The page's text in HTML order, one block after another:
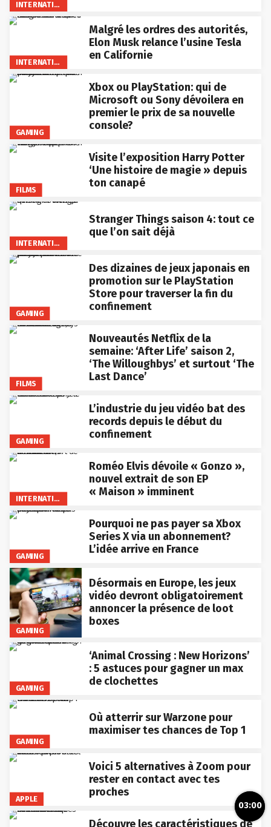
Malgré les ordres des autorités,
Elon Musk relance l’usine Tesla
en Californie
GAMING
Xbox ou PlayStation: qui de
Microsoft ou Sony dévoilera en
premier le prix de sa nouvelle
console?
FILMS
Visite l’exposition Harry Potter
‘Une histoire de magie » depuis
ton canapé
Stranger Things saison 4: tout ce
que l’on sait déjà
GAMING
Des dizaines de jeux japonais en
promotion sur le PlayStation
Store pour traverser la fin du
confinement
FILMS
Nouveautés Netflix de la
semaine: ‘After Life’ saison 2,
‘The Willoughbys’ et surtout ‘The
Last Dance’
GAMING
L’industrie du jeu vidéo bat des
records depuis le début du
confinement
Roméo Elvis dévoile « Gonzo »,
nouvel extrait de son EP
« Maison » imminent
GAMING
Pourquoi ne pas payer sa Xbox
Series X via un abonnement?
L’idée arrive en France
GAMING
Désormais en Europe, les jeux
vidéo devront obligatoirement
annoncer la présence de loot
boxes
GAMING
‘Animal Crossing : New Horizons’
: 5 astuces pour gagner un max
de clochettes
GAMING
Où atterrir sur Warzone pour
maximiser tes chances de Top 1
APPLE
Voici 5 alternatives à Zoom pour
rester en contact avec tes
proches
Découvre les caractéristiques de
03:00